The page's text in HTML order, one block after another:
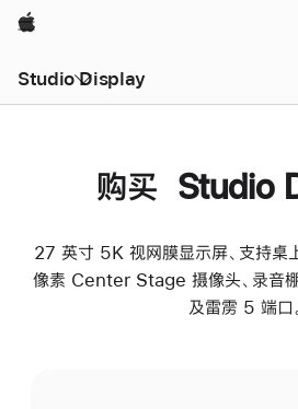
Apple
Studio Display
购买 Studio
27 英寸 5K 视网膜显示屏、支持
像素 Center Stage 摄像头、录音棚
及雷雳 5 端口。